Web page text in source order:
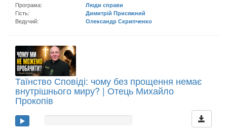
Програма:
Люди справи
Гість:
Димитрій Присяжний
Ведучий:
Олександр Скрипченко
Таїнство Сповіді: чому без прощення немає
внутрішнього миру? | Отець Михайло
Прокопів